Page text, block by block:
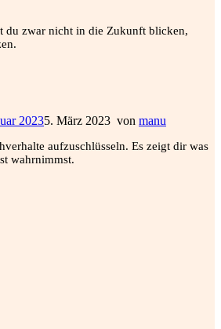
du zwar nicht in die Zukunft blicken,
20235. März 2023 von manu
aufzuschlüsseln. Es zeigt dir was
wahrnimmst.